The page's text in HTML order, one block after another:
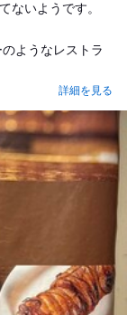
ないようです。
ようなレストラ
詳細を見る